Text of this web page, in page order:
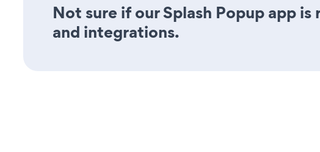
Not sure if our Splash Popup app
and integrations.